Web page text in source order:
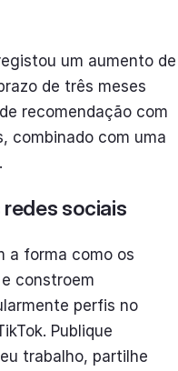
um aumento de
de três meses
recomendação com
combinado com uma
redes sociais
a forma como os
constroem
perfis no
Publique
trabalho, partilhe